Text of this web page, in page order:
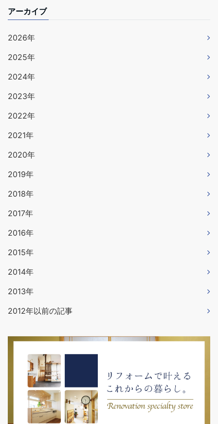
アーカイブ
2026年
2025年
2024年
2023年
2022年
2021年
2020年
2019年
2018年
2017年
2016年
2015年
2014年
2013年
2012年以前の記事